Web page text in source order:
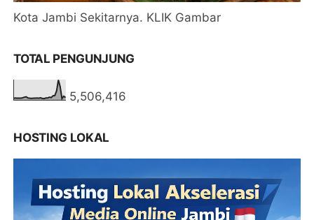
Kota Jambi Sekitarnya. KLIK Gambar
TOTAL PENGUNJUNG
5,506,416
HOSTING LOKAL